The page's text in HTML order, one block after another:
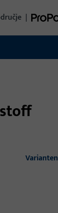
|
Varianten